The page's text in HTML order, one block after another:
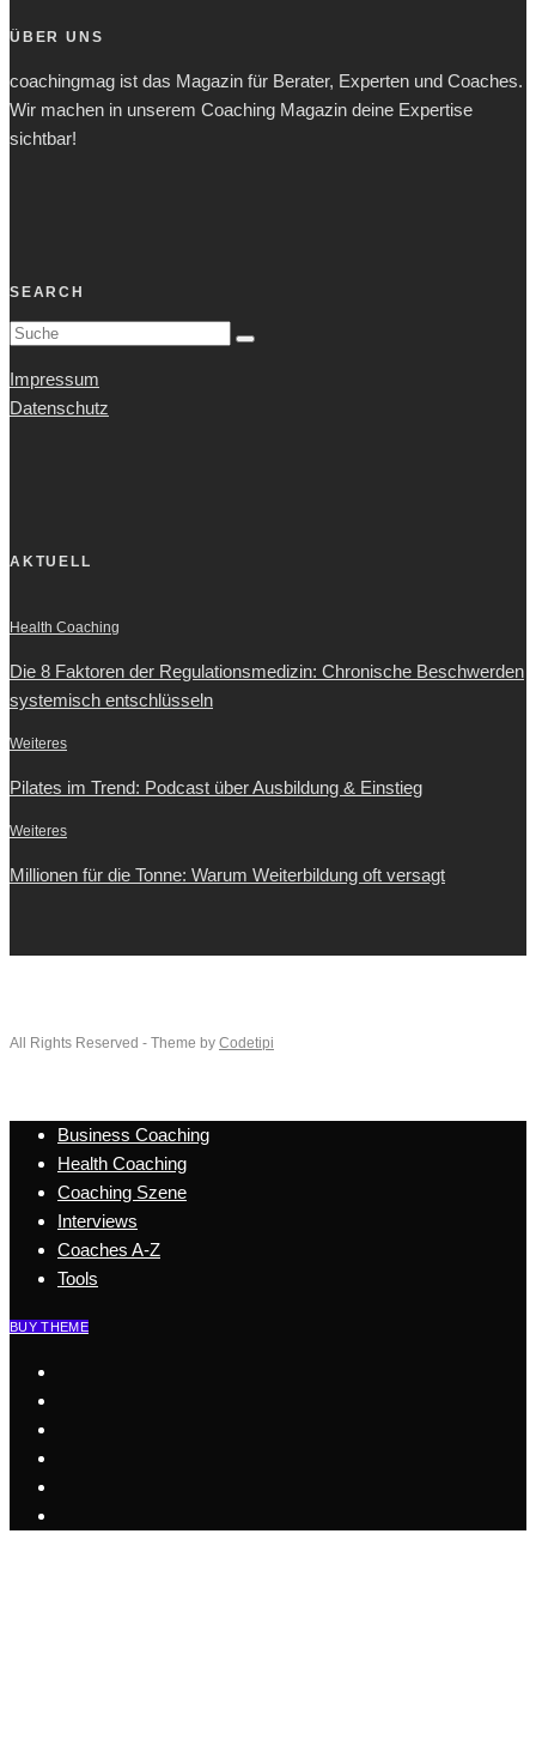
ÜBER UNS
coachingmag ist das Magazin für Berater, Experten und Coaches.
Wir machen in unserem Coaching Magazin deine Expertise
sichtbar!
SEARCH
Impressum
Datenschutz
AKTUELL
Health Coaching
Die 8 Faktoren der Regulationsmedizin: Chronische Beschwerden
systemisch entschlüsseln
Weiteres
Pilates im Trend: Podcast über Ausbildung & Einstieg
Weiteres
Millionen für die Tonne: Warum Weiterbildung oft versagt
All Rights Reserved - Theme by Codetipi
Business Coaching
Health Coaching
Coaching Szene
Interviews
Coaches A-Z
Tools
BUY THEME